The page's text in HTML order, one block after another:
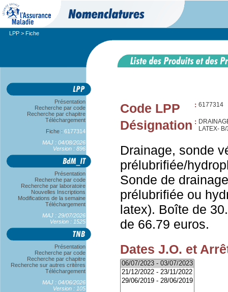
LPP > Fiche
Présentation
Recherche par code
Recherche par chapitre
Téléchargement
Fiche : 6177314
MAJ : 04/08/2026
Version : 896
Présentation
Recherche par code
Recherche par laboratoire
Nouvelles Inscriptions
Modifications de la semaine
Téléchargement
MAJ : 29/07/2026
Version : 1525
Présentation
Recherche par code
Recherche par chapitre
Recherche sur autres critères
Téléchargement
MAJ : 04/06/2026
Version : 105
Code LPP : 6177314
Désignation :
LATEX-
Drainage, sonde
prélubrifiée/
Sonde de
prélubrifiée ou
latex). Boîte de
de 66.79 euros.
Dates J.O. et